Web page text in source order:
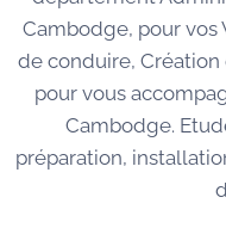
Cambodge, pour vos
de conduire, Création
pour vous
Cambodge.
préparation,